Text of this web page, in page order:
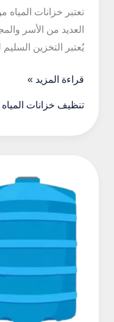
تعتبر خزانات المياه
العديد من الأسر
يُعتبر التخزين السليم
تنظيف
قراءة المزيد »
تنظيف خزانات المياه